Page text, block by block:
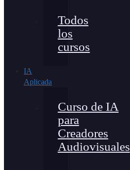
Todos
los
cursos
IA
Aplicada
Curso de IA
para
Creadores
Audiovisuales